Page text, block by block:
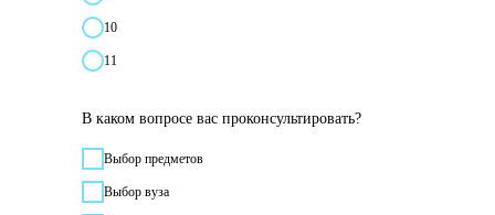
10
11
В каком вопросе вас проконсультировать?
Выбор предметов
Выбор вуза